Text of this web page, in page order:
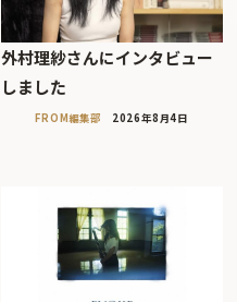
外村理紗さんにインタビュー
しました
FROM編集部 2026年8月4日